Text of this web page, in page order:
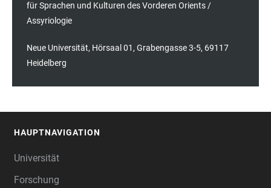
für Sprachen und Kulturen des Vorderen Orients /
Assyriologie
Neue Universität, Hörsaal 01, Grabengasse 3-5, 69117
Heidelberg
HAUPTNAVIGATION
Universität
Forschung